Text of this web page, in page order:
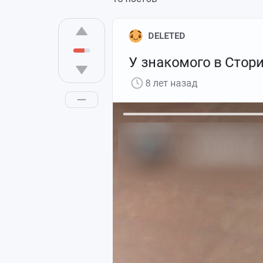
DELETED
У знакомого в
8 лет назад